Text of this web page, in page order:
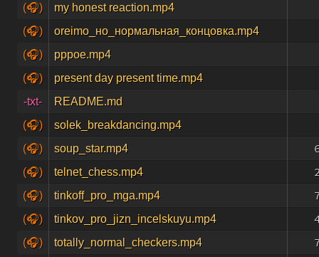
(🎧)
my honest reaction.mp4
(🎧)
oreimo_но_нормальная_концовка.mp4
(🎧)
pppoe.mp4
(🎧)
present day present time.mp4
-txt-
README.md
(🎧)
solek_breakdancing.mp4
(🎧)
soup_star.mp4
(🎧) telnet_chess.mp4
(🎧) tinkoff_pro_mga.mp4
(🎧) tinkov_pro_jizn_incelskuyu.mp4
(🎧) totally_normal_checkers.mp4